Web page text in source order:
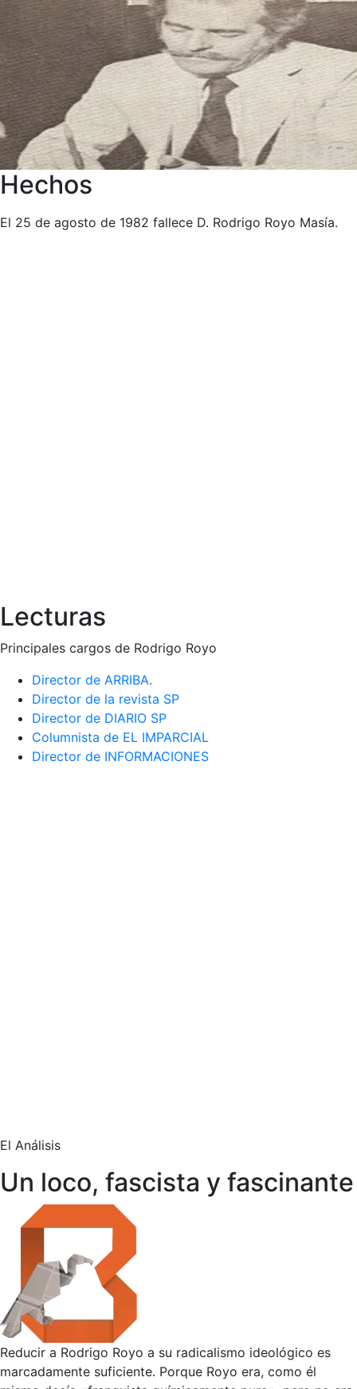
Hechos
El 25 de agosto de 1982 fallece D. Rodrigo Royo Masía.
Lecturas
Principales cargos de Rodrigo Royo
Director de ARRIBA.
Director de la revista SP
Director de DIARIO SP
Columnista de EL IMPARCIAL
Director de INFORMACIONES
El Análisis
Un loco, fascista y fascinante
Reducir a Rodrigo Royo a su radicalismo ideológico es
marcadamente suficiente. Porque Royo era, como él